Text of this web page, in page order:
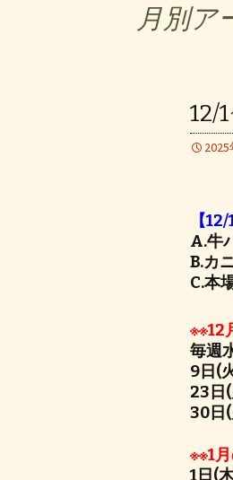
月別ア
12/
【
A.牛
B.カ
C.本
※※12
毎週
9日(
23日
30日
※※1
1日(